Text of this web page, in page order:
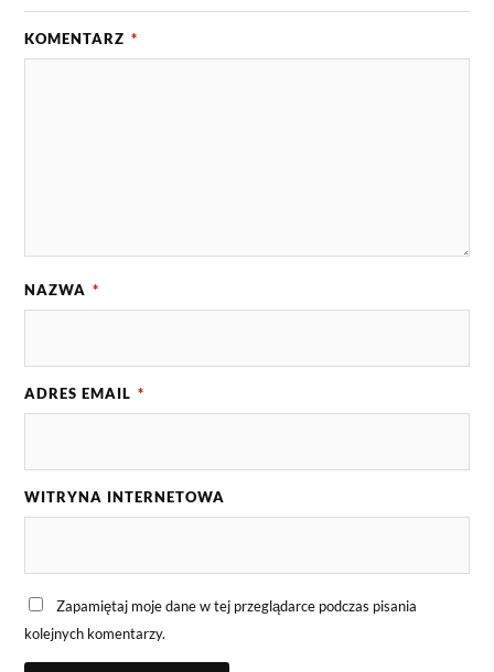
KOMENTARZ *
NAZWA *
ADRES EMAIL *
WITRYNA INTERNETOWA
Zapamiętaj moje dane w tej przeglądarce podczas pisania
kolejnych komentarzy.